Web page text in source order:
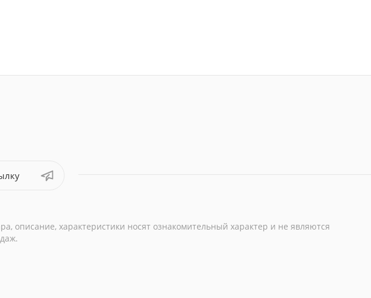
характеристики носят ознакомительный характер и не являются